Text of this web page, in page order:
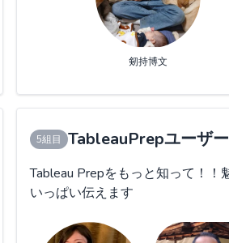
剱持博文
5組目 TableauPrepユーザ
Tableau Prepをもっと知って！！
いっぱい伝えます